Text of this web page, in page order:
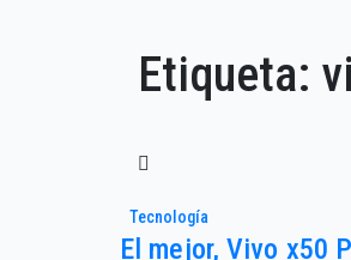
Etiqueta:
Tecnología
El mejor, Vivo x50